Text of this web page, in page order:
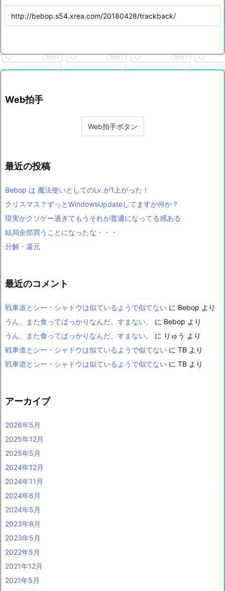
Web拍手
最近の投稿
Bebop は 魔法使いとしてのLv.が1上がった！
クリスマス？ずっとWindowsUpdateしてますが何か？
現実がクソゲー過ぎてもうそれが普通になってる感ある
結局全部買うことになったな・・・
分解・還元
最近のコメント
戦車道とシー・シャドウは似ているようで似てない に Bebop より
うん、また食ってばっかりなんだ。すまない。
に Bebop より
うん、また食ってばっかりなんだ。すまない。
に りゅう より
戦車道とシー・シャドウは似ているようで似てない に TB より
戦車道とシー・シャドウは似ているようで似てない に TB より
アーカイブ
2026年5月
2025年12月
2025年5月
2024年12月
2024年11月
2024年6月
2024年5月
2023年8月
2023年5月
2022年5月
2021年12月
2021年5月